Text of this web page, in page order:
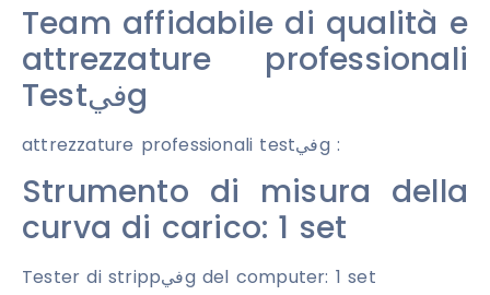
Team affidabile di qualità e
attrezzature professionali
Testفيg
attrezzature professionali testفيg :
Strumento di misura della
curva di carico: 1 set
Tester di strippفيg del computer: 1 set